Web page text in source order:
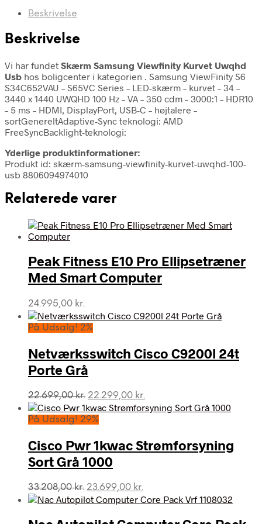
Beskrivelse
Beskrivelse
Vi har fundet Skærm Samsung Viewfinity Kurvet Uwqhd
Usb hos boligcenter i kategorien . Samsung ViewFinity S6
S34C652VAU – S65VC Series – LED-skærm – kurvet – 34 –
3440 x 1440 UWQHD 100 Hz – VA – 350 cdm – 3000:1 – HDR10
– 5 ms – HDMI, DisplayPort, USB-C – højtalere –
sortGenereltAdaptive-Sync teknologi: AMD
FreeSyncBacklight-teknologi:
Yderlige produktinformationer:
Produkt id: skærm-samsung-viewfinity-kurvet-uwqhd-100-
usb 8806094974010
Relaterede varer
Peak Fitness E10 Pro Ellipsetræner
Med Smart Computer
24.995,00 kr.
På Udsalg! 2%
Netværksswitch Cisco C9200l 24t
Porte Grå
22.699,00kr. Den
oprindelige
pris
22.699,00 kr..
22.299,00 kr.
aktuelle
22.299,00 kr..
På Udsalg! 29%
Cisco Pwr 1kwac Strømforsyning
Sort Grå 1000
33.208,00kr. Den
oprindelige
var:
23.699,00 kr.
aktuelle
er: